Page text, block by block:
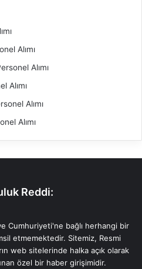
Alımı
Alımı
Alımı
Alımı
Alımı
Reddi:
Cumhuriyeti'ne bağlı herhangi bir
etmemektedir. Sitemiz, Resmi
web sitelerinde halka açık olarak
özel bir haber girişimidir.